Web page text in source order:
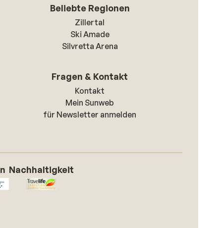
Beliebte Regionen
Zillertal
Ski Amade
Silvretta Arena
Fragen & Kontakt
Kontakt
Mein Sunweb
für Newsletter anmelden
Nachhaltigkeit